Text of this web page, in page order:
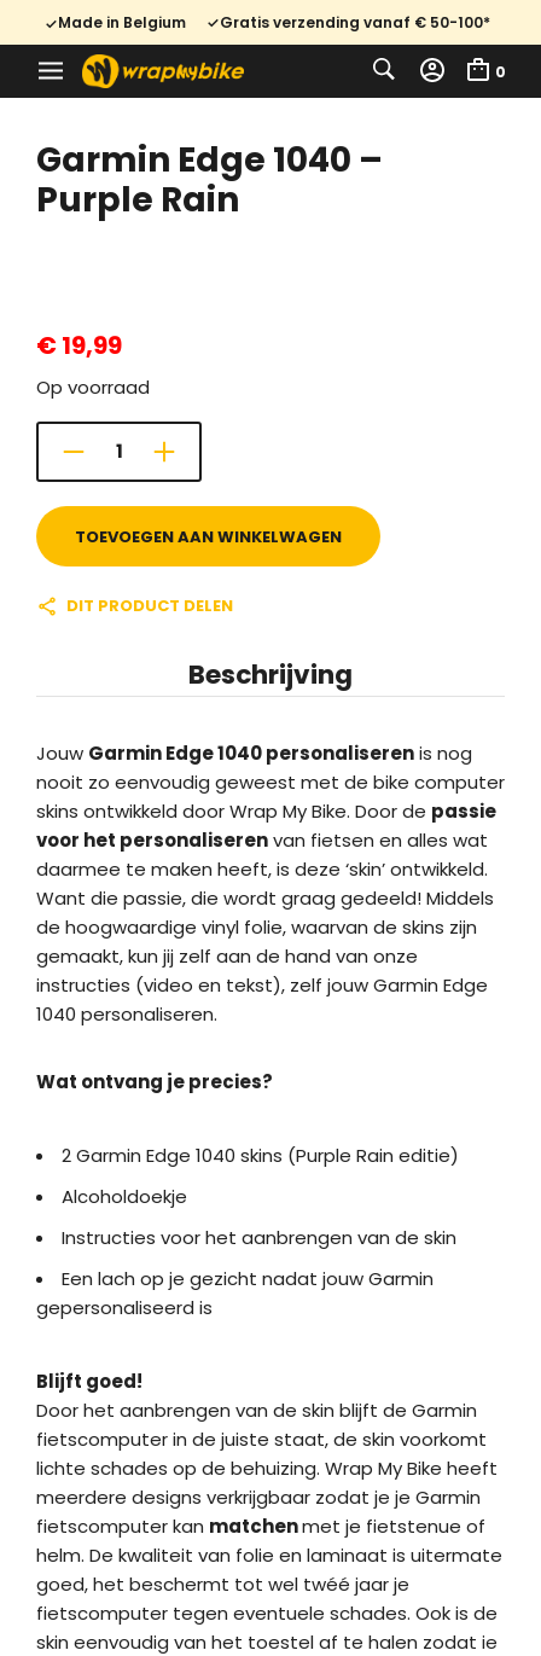
Made in Belgium Gratis verzending vanaf € 50-100*
0
Garmin Edge 1040 –
Purple Rain
€19,99
Op voorraad
TOEVOEGEN AAN WINKELWAGEN
DIT PRODUCT DELEN
Beschrijving
Jouw Garmin Edge 1040 personaliserenis nog
nooit zo eenvoudig geweest met de bike computer
skins ontwikkeld door Wrap My Bike. Door de passie
voor het personaliserenvan fietsen en alles wat
daarmee te maken heeft, is deze ‘skin’ ontwikkeld.
Want die passie, die wordt graag gedeeld! Middels
de hoogwaardige vinyl folie, waarvan de skins zijn
gemaakt, kun jij zelf aan de hand van onze
instructies (video en tekst), zelf jouw Garmin Edge
1040 personaliseren.
Wat ontvang je precies?
2 Garmin Edge 1040 skins (Purple Rain editie)
Alcoholdoekje
Instructies voor het aanbrengen van de skin
Een lach op je gezicht nadat jouw Garmin
gepersonaliseerd is
Blijft goed!
Door het aanbrengen van de skin blijft de Garmin
fietscomputer in de juiste staat, de skin voorkomt
lichte schades op de behuizing. Wrap My Bike heeft
meerdere designs verkrijgbaar zodat je je Garmin
fietscomputer kan matchenmet je fietstenue of
helm. De kwaliteit van folie en laminaat is uitermate
goed, het beschermt tot wel twéé jaar je
fietscomputer tegen eventuele schades. Ook is de
skin eenvoudig van het toestel af te halen zodat ie